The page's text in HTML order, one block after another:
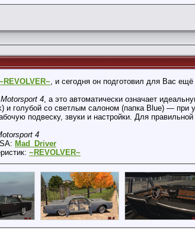
, и сегодня он подготовил для Вас
4, а это автоматически означает
голубой со светлым салоном (папка Blue) — при
подвеску, звуки и настройки. Для
4
Mad_Driver
~REVOLVER~